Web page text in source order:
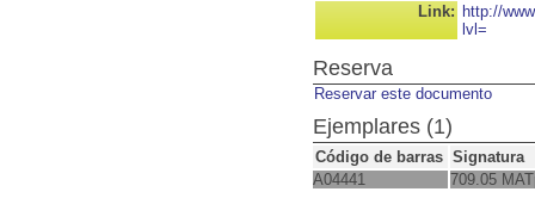
Link: http://
lvl=
Reserva
Reservar este documento
Ejemplares (1)
Código de barras Signatura
A04441
709.05